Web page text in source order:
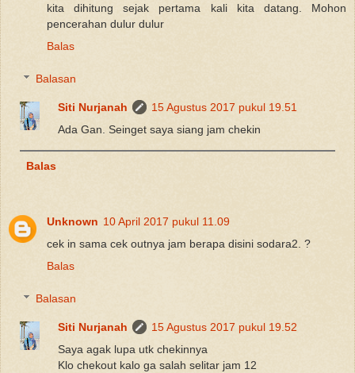
kita dihitung sejak pertama kali kita datang. Mohon
pencerahan dulur dulur
Balas
Balasan
Siti Nurjanah
15 Agustus 2017 pukul 19.51
Ada Gan. Seinget saya siang jam chekin
Balas
Unknown 10 April 2017 pukul 11.09
cek in sama cek outnya jam berapa disini sodara2. ?
Balas
Balasan
Siti Nurjanah
15 Agustus 2017 pukul 19.52
Saya agak lupa utk chekinnya
Klo chekout kalo ga salah selitar jam 12